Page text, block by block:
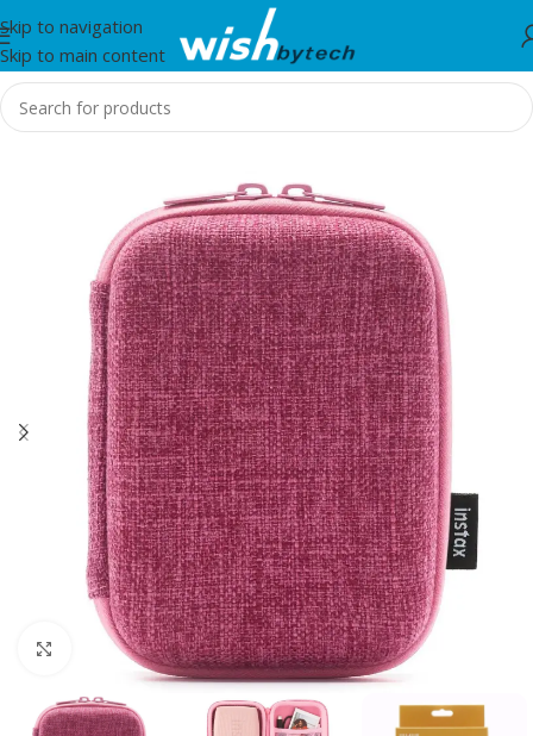
Skip to navigation
Skip to main content
Home/Instax
Click to enlarge